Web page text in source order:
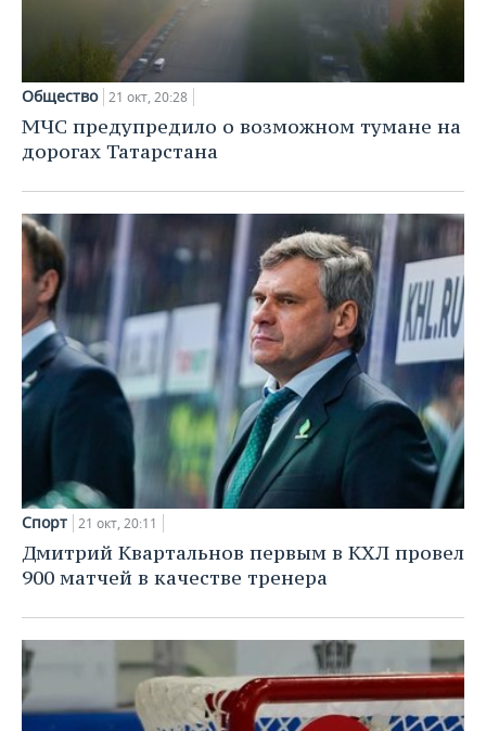
Общество 21 окт, 20:28
МЧС предупредило о возможном тумане на
дорогах Татарстана
Спорт 21 окт, 20:11
Дмитрий Квартальнов первым в КХЛ провел
900 матчей в качестве тренера